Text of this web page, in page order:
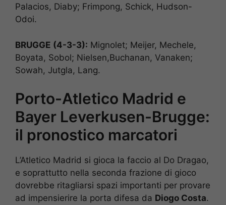
Palacios, Diaby; Frimpong, Schick, Hudson-
Odoi.
BRUGGE (4-3-3): Mignolet; Meijer, Mechele,
Boyata, Sobol; Nielsen,Buchanan, Vanaken;
Sowah, Jutgla, Lang.
Porto-Atletico Madrid e
Bayer Leverkusen-Brugge:
il pronostico marcatori
L’Atletico Madrid si gioca la faccio al Do Dragao,
e soprattutto nella seconda frazione di gioco
dovrebbe ritagliarsi spazi importanti per provare
ad impensierire la porta difesa da Diogo Costa.